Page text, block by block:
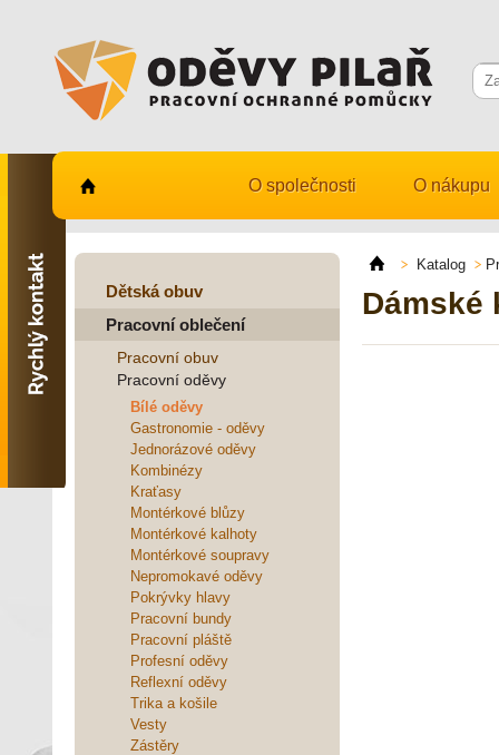
O společnosti O nákupu
Dětská obuv
Pracovní oblečení
Pracovní obuv
Pracovní oděvy
Bílé oděvy
Gastronomie - oděvy
Jednorázové oděvy
Kombinézy
Kraťasy
Montérkové blůzy
Montérkové kalhoty
Montérkové soupravy
Nepromokavé oděvy
Pokrývky hlavy
Pracovní bundy
Pracovní pláště
Profesní oděvy
Reflexní oděvy
Trika a košile
Vesty
Zástěry
Katalog
Dámské
Kontaktujte nás
731 482 530
info@odevy-pilar.cz
Provozovna:
Hradec Králové
Provozovna:
Stavební 1140, 500 03
Hradec Králové